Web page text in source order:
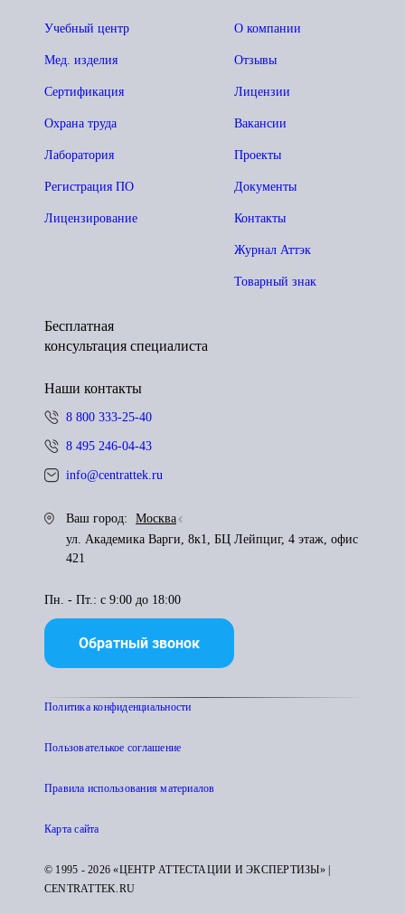
О компании
Отзывы
Лицензии
Вакансии
Проекты
Документы
Контакты
Журнал Аттэк
Товарный знак
Учебный центр
Мед. изделия
Сертификация
Охрана труда
Лаборатория
Регистрация ПО
Лицензирование
Бесплатная
консультация специалиста
Наши контакты
8 800 333-25-40
8 495 246-04-43
info@centrattek.ru
Ваш город:
Москва
ул. Академика Варги, 8к1, БЦ Лейпциг, 4 этаж, офис
421
Пн. - Пт.: с 9:00 до 18:00
Обратный звонок
Политика конфиденциальности
Пользователькое соглашение
Правила использования материалов
Карта сайта
© 1995 - 2026 «ЦЕНТР АТТЕСТАЦИИ И ЭКСПЕРТИЗЫ» |
CENTRATTEK.RU